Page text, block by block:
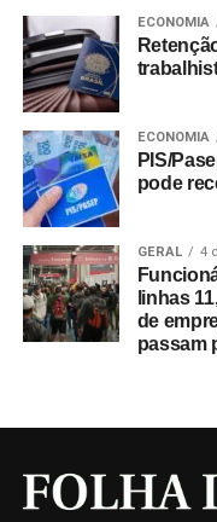
ECONOMIA
ECONOMIA
PIS/
pode
GERAL 4
linhas
de
passam